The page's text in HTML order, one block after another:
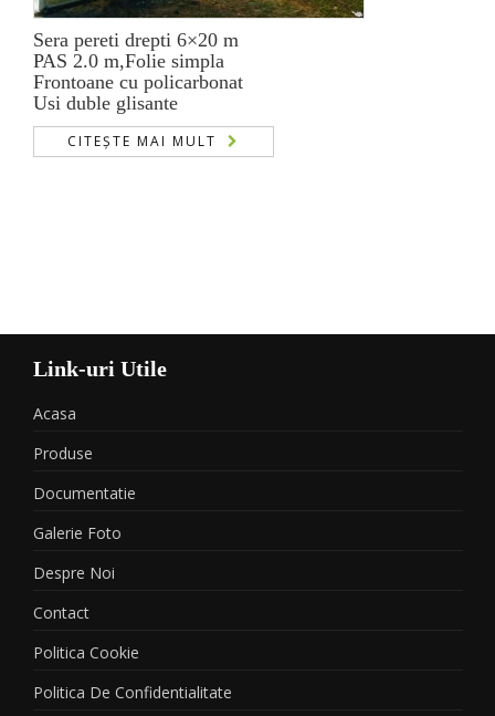
Sera pereti drepti 6×20 m
PAS 2.0 m,Folie simpla
Frontoane cu policarbonat
Usi duble glisante
CITEȘTE MAI MULT
Link-uri Utile
Acasa
Produse
Documentatie
Galerie Foto
Despre Noi
Contact
Politica Cookie
Politica De Confidentialitate